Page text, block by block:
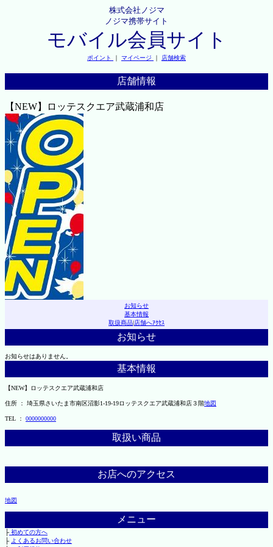
株式会社ノジマ
ノジマ携帯サイト
モバイル会員サイト
ポイント ｜ マイページ ｜ 店舗検索
店舗情報
【NEW】ロッテスクエア武蔵浦和店
お知らせ
基本情報
取扱商品|店舗へｱｸｾｽ
お知らせ
お知らせはありません。
基本情報
【NEW】ロッテスクエア武蔵浦和店
住所 ： 埼玉県さいたま市南区沼影1-19-19ロッテスクエア武蔵浦和店３階地図
TEL ： 0000000000
取扱い商品
お店へのアクセス
地図
メニュー
├初めての方へ
├ よくあるお問い合わせ